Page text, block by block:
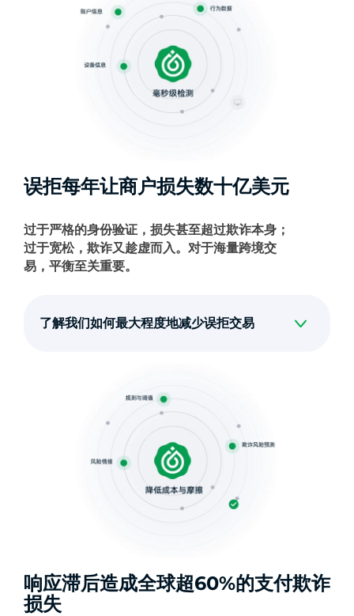
误拒每年让商户损失数十亿美元
过于严格的身份验证，损失甚至超过欺诈本身；
过于宽松，欺诈又趁虚而入。对于海量跨境交
易，平衡至关重要。
了解我们如何最大程度地减少误拒交易
响应滞后造成全球超60%的支付欺诈
损失